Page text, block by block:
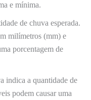
e mínima.
de chuva esperada.
milímetros (mm) e
porcentagem de
indica a quantidade de
podem causar uma